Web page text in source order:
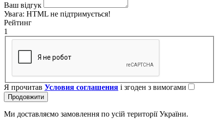
Ваш відгук
Увага: HTML не підтримується!
Рейтинг
1
Я прочитав Условия соглашения і згоден з вимогами
Продовжити
Ми доставляємо замовлення по усій території України.